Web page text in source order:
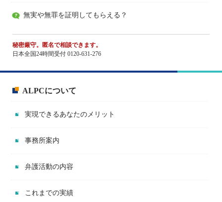
無実や無罪を証明してもらえる？
秘密厳守。匿名で相談できます。
日本全国24時間受付 0120-631-276
ALPCについて
実現できるあなたのメリット
事務所案内
弁護活動の内容
これまでの実績